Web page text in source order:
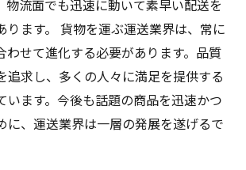
物流面でも迅速に動いて素早い配送を
ります。 貨物を運ぶ運送業界は、常に
わせて進化する必要があります。品質
追求し、多くの人々に満足を提供する
います。今後も話題の商品を迅速かつ
に、運送業界は一層の発展を遂げるで